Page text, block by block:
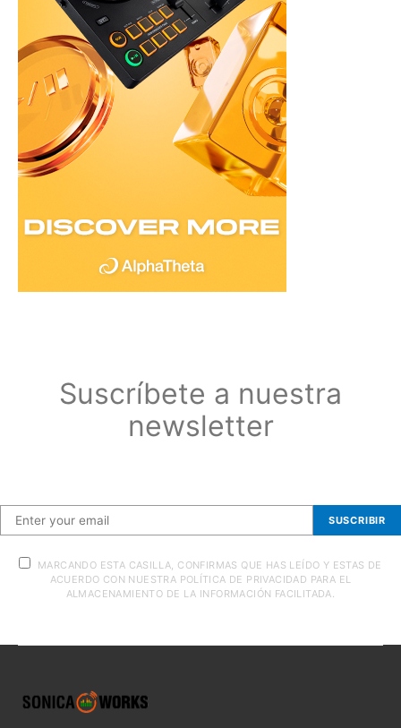
Suscríbete a nuestra
newsletter
SUSCRIBIR
MARCANDO ESTA CASILLA, CONFIRMAS QUE HAS LEÍDO Y ESTAS DE
ACUERDO CON NUESTRA POLÍTICA DE PRIVACIDAD PARA EL
ALMACENAMIENTO DE LA INFORMACIÓN FACILITADA.